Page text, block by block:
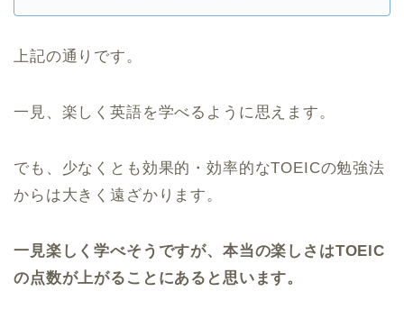
上記の通りです。
一見、楽しく英語を学べるように思えます。
でも、少なくとも効果的・効率的なTOEICの勉強法
からは大きく遠ざかります。
一見楽しく学べそうですが、本当の楽しさはTOEIC
の点数が上がることにあると思います。